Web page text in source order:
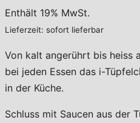
Enthält 19% MwSt.
Lieferzeit: sofort lieferbar
Von kalt angerührt bis heiss
bei jeden Essen das i-
in der Küche.
Schluss mit Saucen aus der